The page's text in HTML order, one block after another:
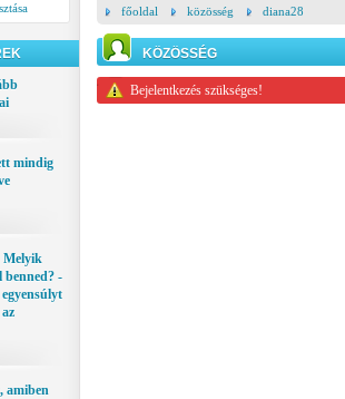
mindig
Melyik
benned? -
amiben
főoldal közösség diana28
KÖZÖSSÉG
Bejelentkezés szükséges!